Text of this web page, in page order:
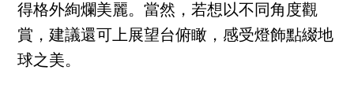
得格外絢爛美麗。當然，若想以不同角度觀
賞，建議還可上展望台俯瞰，感受燈飾點綴地
球之美。